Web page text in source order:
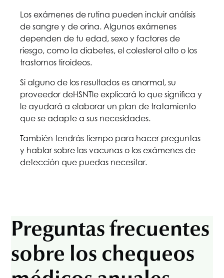
Los exámenes de rutina pueden incluir análisis
de sangre y de orina. Algunos exámenes
dependen de tu edad, sexo y factores de
riesgo, como la diabetes, el colesterol alto o los
trastornos tiroideos.
Si alguno de los resultados es anormal, su
proveedor deHSNTle explicará lo que significa y
le ayudará a elaborar un plan de tratamiento
que se adapte a sus necesidades.
También tendrás tiempo para hacer preguntas
y hablar sobre las vacunas o los exámenes de
detección que puedas necesitar.
Preguntas frecuentes
sobre los chequeos